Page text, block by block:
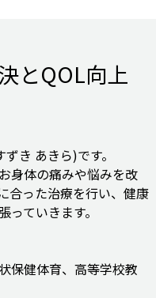
とQOL向 上
き あきら)です。
身体の痛みや悩みを改
合った治療を行い、健康
ていきます。
保健体育、高等学校教